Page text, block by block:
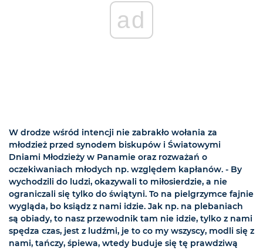
ad
W drodze wśród intencji nie zabrakło wołania za
młodzież przed synodem biskupów i Światowymi
Dniami Młodzieży w Panamie oraz rozważań o
oczekiwaniach młodych np. względem kapłanów. - By
wychodzili do ludzi, okazywali to miłosierdzie, a nie
ograniczali się tylko do świątyni. To na pielgrzymce fajnie
wygląda, bo ksiądz z nami idzie. Jak np. na plebaniach
są obiady, to nasz przewodnik tam nie idzie, tylko z nami
spędza czas, jest z ludźmi, je to co my wszyscy, modli się z
nami, tańczy, śpiewa, wtedy buduje się tę prawdziwą